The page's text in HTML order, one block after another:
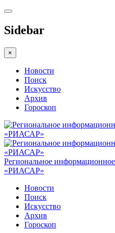
Sidebar
×
Новости
Поиск
Искусство
Архив
Гороскоп
Региональное информационное
«РИАСАР»
Новости
Поиск
Искусство
Архив
Гороскоп